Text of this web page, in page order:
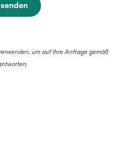
um auf Ihre Anfrage gemäß